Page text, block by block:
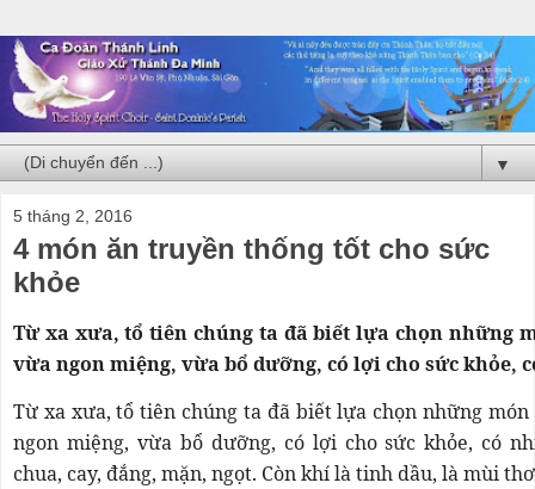
▼
5 tháng 2, 2016
4 món ăn truyền thống tốt cho sức
khỏe
Từ xa xưa, tổ tiên chúng ta đã biết lựa chọn những
vừa ngon miệng, vừa bổ dưỡng, có lợi cho sức khỏe,
Từ xa xưa, tổ tiên chúng ta đã biết lựa chọn những món
ngon miệng, vừa bổ dưỡng, có lợi cho sức khỏe, có
chua, cay, đắng, mặn, ngọt. Còn khí là tinh dầu, là mùi